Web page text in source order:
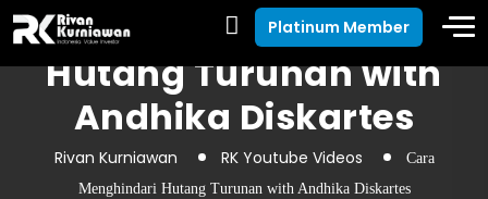
Platinum Member
Cara Menghindari
Hutang Turunan with
Andhika Diskartes
Rivan Kurniawan RK Youtube Videos
Cara
Menghindari Hutang Turunan with Andhika Diskartes